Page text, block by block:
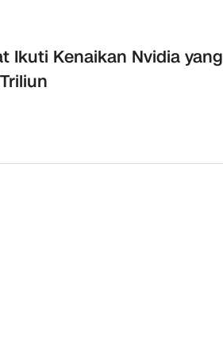
Ikuti Kenaikan Nvidia yang